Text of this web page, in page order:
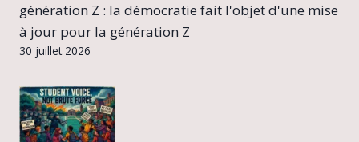
génération Z : la démocratie fait l'objet d'une mise
à jour pour la génération Z
30 juillet 2026